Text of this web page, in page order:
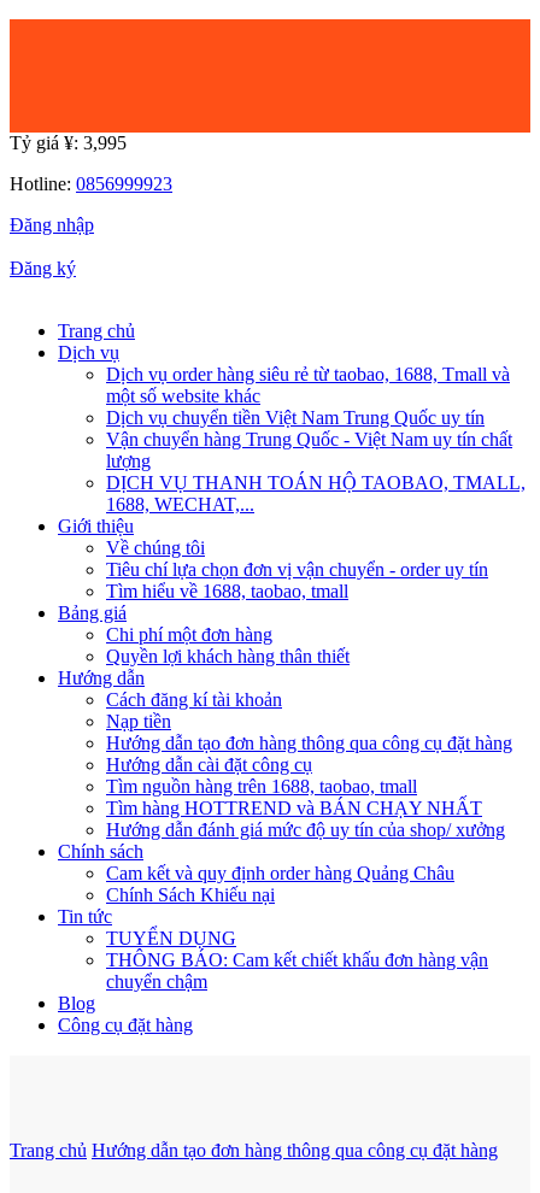
Tỷ giá ¥: 3,995
Hotline: 0856999923
Đăng nhập
Đăng ký
Trang chủ
Dịch vụ
Dịch vụ order hàng siêu rẻ từ taobao, 1688, Tmall và
một số website khác
Dịch vụ chuyển tiền Việt Nam Trung Quốc uy tín
Vận chuyển hàng Trung Quốc - Việt Nam uy tín chất
lượng
DỊCH VỤ THANH TOÁN HỘ TAOBAO, TMALL,
1688, WECHAT,...
Giới thiệu
Về chúng tôi
Tiêu chí lựa chọn đơn vị vận chuyển - order uy tín
Tìm hiểu về 1688, taobao, tmall
Bảng giá
Chi phí một đơn hàng
Quyền lợi khách hàng thân thiết
Hướng dẫn
Cách đăng kí tài khoản
Nạp tiền
Hướng dẫn tạo đơn hàng thông qua công cụ đặt hàng
Hướng dẫn cài đặt công cụ
Tìm nguồn hàng trên 1688, taobao, tmall
Tìm hàng HOTTREND và BÁN CHẠY NHẤT
Hướng dẫn đánh giá mức độ uy tín của shop/ xưởng
Chính sách
Cam kết và quy định order hàng Quảng Châu
Chính Sách Khiếu nại
Tin tức
TUYỂN DỤNG
THÔNG BÁO: Cam kết chiết khấu đơn hàng vận
chuyển chậm
Blog
Công cụ đặt hàng
Trang chủ Hướng dẫn tạo đơn hàng thông qua công cụ đặt hàng